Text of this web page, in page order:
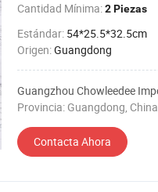
Cantidad Mínima:2 Piezas
Estándar: 54*25.5*32.5cm
Origen:Guangdong
Guangzhou Chowleedee
Provincia: Guangdong, China
Contacta Ahora